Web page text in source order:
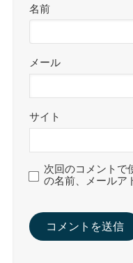
名前
メール
サイト
次回のコメントで
の名前、メールア